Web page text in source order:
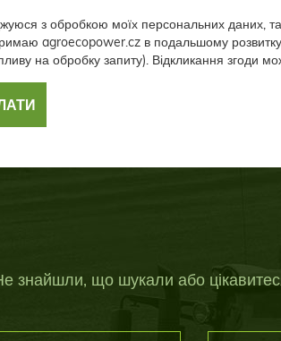
з обробкою моїх персональних даних, та
agroecopower.cz в подальшому
на обробку запиту). Відкликання згоди
знайшли, що шукали або